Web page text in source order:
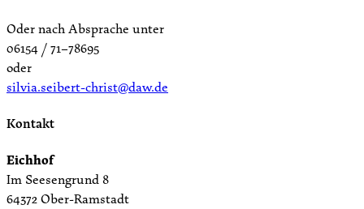
Oder nach Absprache unter
06154 / 71–78695
oder
silvia.seibert-christ@daw.de
Kontakt
Eichhof
Im Seesengrund 8
64372 Ober-Ramstadt